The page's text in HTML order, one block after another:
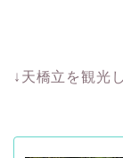
↓天橋立を観光